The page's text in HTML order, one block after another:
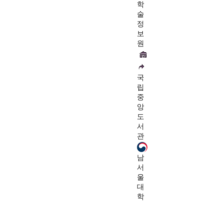
학
술
정
보
원
국
립
중
앙
도
서
관
남
서
울
대
학